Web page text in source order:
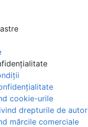
cookie-urile
drepturile de autor
mărcile comerciale